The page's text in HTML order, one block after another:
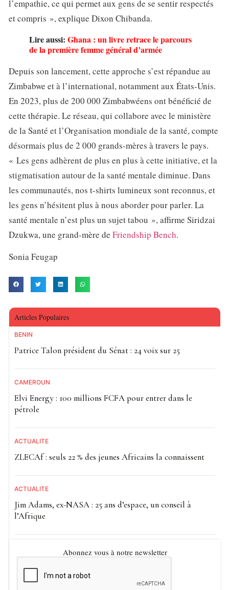
l’empathie, ce qui permet aux gens de se sentir respectés
et compris », explique Dixon Chibanda.
Lire aussi: Ghana : un livre retrace le parcours
de la première femme général d’armée
Depuis son lancement, cette approche s’est répandue au
Zimbabwe et à l’international, notamment aux États-Unis.
En 2023, plus de 200 000 Zimbabwéens ont bénéficié de
cette thérapie. Le réseau, qui collabore avec le ministère
de la Santé et l’Organisation mondiale de la santé, compte
désormais plus de 2 000 grands-mères à travers le pays.
« Les gens adhèrent de plus en plus à cette initiative, et la
stigmatisation autour de la santé mentale diminue. Dans
les communautés, nos t-shirts lumineux sont reconnus, et
les gens n’hésitent plus à nous aborder pour parler. La
santé mentale n’est plus un sujet tabou », affirme Siridzai
Dzukwa, une grand-mère de Friendship Bench.
Sonia Feugap
Articles Populaires
BÉNIN
Patrice Talon président du Sénat : 24 voix sur 25
CAMEROUN
Elvi Energy : 100 millions FCFA pour entrer dans le
pétrole
ACTUALITE
ZLECAf : seuls 22 % des jeunes Africains la connaissent
ACTUALITE
Jim Adams, ex-NASA : 25 ans d’espace, un conseil à
l’Afrique
Abonnez vous à notre newsletter